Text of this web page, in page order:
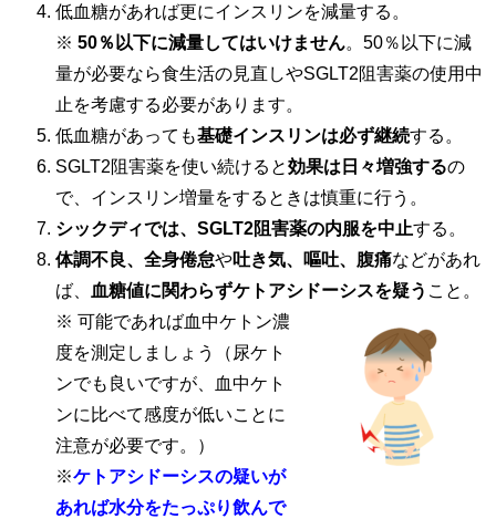
低血糖があれば更にインスリンを減量する。
※ 50％以下に減量してはいけません。50％以下に減
量が必要なら食生活の見直しやSGLT2阻害薬の使用中
止を考慮する必要があります。
低血糖があっても基礎インスリンは必ず継続する。
SGLT2阻害薬を使い続けると効果は日々増強するの
で、インスリン増量をするときは慎重に行う。
シックディでは、SGLT2阻害薬の内服を中止する。
体調不良、全身倦怠や吐き気、嘔吐、腹痛などがあれ
ば、
血糖値に関わらずケトアシドーシスを疑う こと。
※ 可能であれば血中ケトン濃
度を測定しましょう（尿ケト
ンでも良いですが、血中ケト
ンに比べて感度が低いことに
注意が必要です。）
※ケトアシドーシスの疑いが
あれば水分をたっぷり飲んで